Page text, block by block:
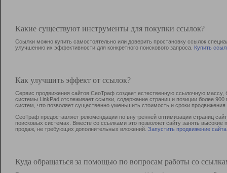
Какие существуют инструменты для покупки ссылок?
Ссылки можно купить самостоятельно или доверить простановку ссылок
улучшению их эффективности для конкретного поискового запроса. Купить
Как улучшить эффект от ссылок?
Сервис продвижения сайтов СеоТраф создает естественную ссылочную
системы LinkPad отслеживает ссылки, содержание страниц и позиции более
систем, что позволяет существенно уменьшить стоимость и сроки продвижения.
СеоТраф предоставляет рекомендации по внутренней оптимизации страниц
поисковых системах. Вместе со ссылками это позволяет сайту занять
продаж, не требующих дополнительных вложений. Запустить продвижение сайта
Куда обращаться за помощью по вопросам работы со